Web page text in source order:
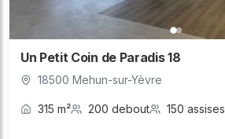
Un Petit Coin de Paradis 18
18500 Mehun-sur-Yèvre
315 m² 200 debout 150 assises